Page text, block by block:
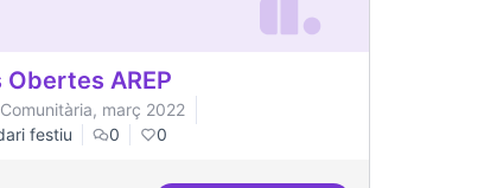
AREP
març 2022
festiu
0 0